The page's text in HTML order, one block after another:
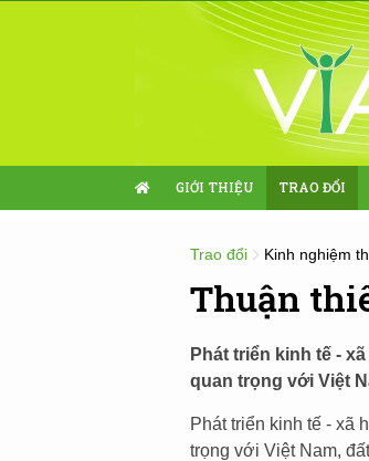
GIỚI THIỆU TRAO ĐỔI
Trao đổi Kinh nghiệm
Thuận
Phát triển kinh tế -
quan trọng với Việt
Phát triển kinh tế - xã
trọng với Việt Nam,